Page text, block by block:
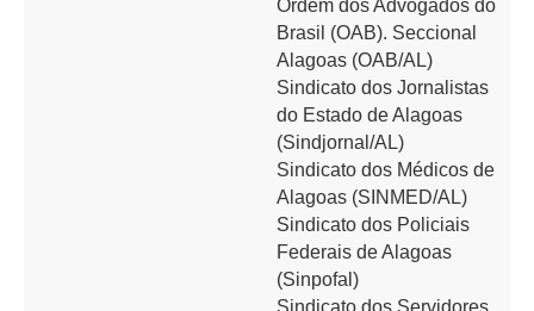
Ordem dos Advogados do
Brasil (OAB). Seccional
Alagoas (OAB/AL)
Sindicato dos Jornalistas
do Estado de Alagoas
(Sindjornal/AL)
Sindicato dos Médicos de
Alagoas (SINMED/AL)
Sindicato dos Policiais
Federais de Alagoas
(Sinpofal)
Sindicato dos Servidores